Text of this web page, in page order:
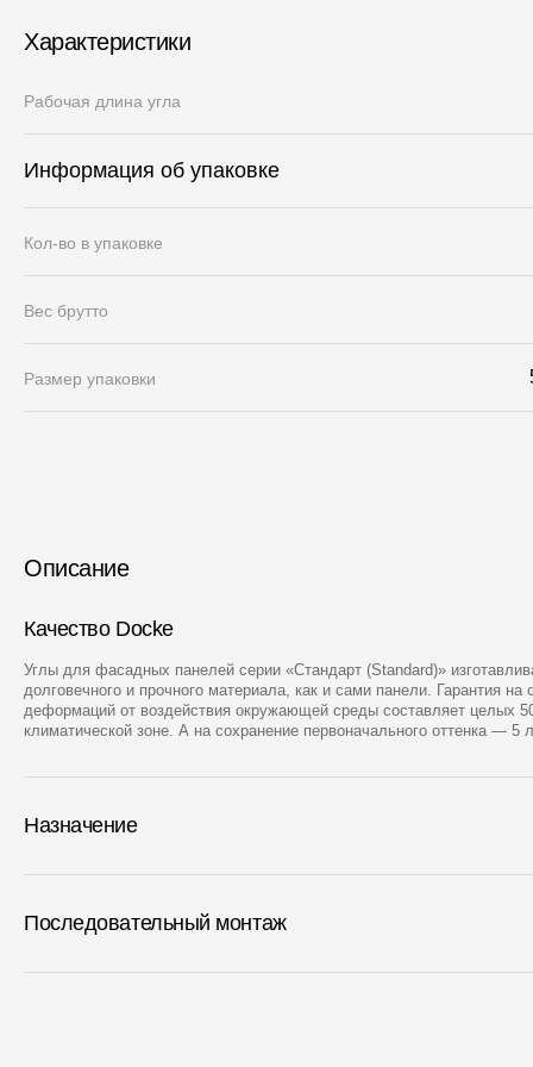
Характеристики
Рабочая длина угла
Информация об упаковке
Кол-во в упаковке
Вес брутто
Размер упаковки
Описание
Качество Docke
Углы для фасадных панелей серии «Стандарт (Standard)»
долговечного и прочного материала, как и сами панели. Гарантия на
деформаций от воздействия окружающей среды составляет целых
климатической зоне. А на сохранение первоначального оттенка — 5
Назначение
Последовательный монтаж